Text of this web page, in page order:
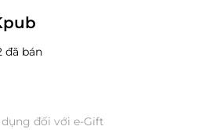
đã bán
dụng đối với e-Gift